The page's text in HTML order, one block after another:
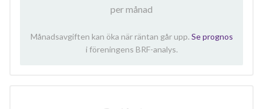
per månad
Månadsavgiften kan öka när räntan går upp. Se prognos
i föreningens BRF-analys.